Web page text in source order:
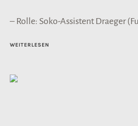
– Rolle: Soko-Assistent Draeger
WEITERLESEN